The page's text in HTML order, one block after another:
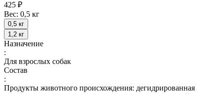
425 ₽
Вес: 0,5 кг
0,5 кг
1,2 кг
Назначение
:
Для взрослых собак
Состав
:
Продукты животного происхождения: дегидрированная